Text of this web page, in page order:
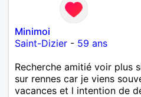
Minimoi
Saint-Dizier - 59 ans
Recherche amitié voir plus
sur rennes car je viens
vacances et l intention de